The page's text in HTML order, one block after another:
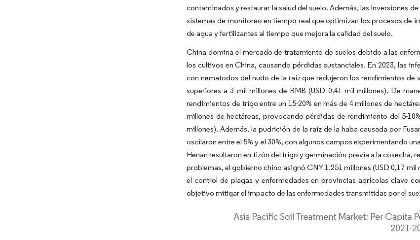
contaminados y restaurar la salud del suelo. Además, las inversiones
sistemas de monitoreo en tiempo real que optimizan los procesos de
de agua y fertilizantes al tiempo que mejora la calidad del suelo.
China domina el mercado de tratamiento de suelos debido a las
los cultivos en China, causando pérdidas sustanciales. En 2023, las
con nematodos del nudo de la raíz que redujeron los rendimientos de
superiores a 3 mil millones de RMB (USD 0,41 mil millones). De
rendimientos de trigo entre un 15-20% en más de 4 millones de
millones de hectáreas, provocando pérdidas de rendimiento del 5-
millones). Además, la pudrición de la raíz de la haba causada por
oscilaron entre el 5% y el 30%, con algunos campos experimentando
Henan resultaron en tizón del trigo y germinación previa a la
problemas, el gobierno chino asignó CNY 1.251 millones (USD 0,17
el control de plagas y enfermedades en provincias agrícolas clave
objetivo mitigar el impacto de las enfermedades transmitidas por el